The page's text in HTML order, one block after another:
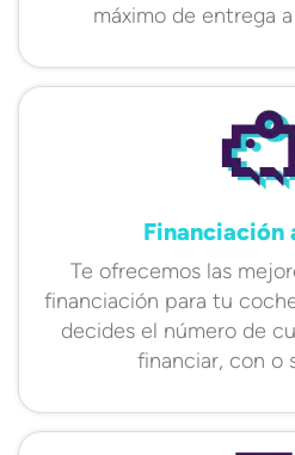
máximo de entrega
Financiación
Te ofrecemos las
financiación para tu
decides el número de
financiar, con o